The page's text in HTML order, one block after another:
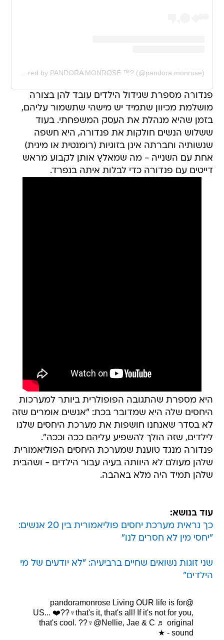
פנדורה מספרת שגידול הילדים עובד להן בצורה
מושלמת מכיוון שתמיד יש מישהי שתשמור עליהם,
בזמן שהיא מנהלת את העסק המשפחתי. בעוד
ששלוש הנשים חולקות את פנדורה, היא חשפה
שנשותיה וחברתה אינן בזוגיות (רומנטית או מינית)
אחת עם השנייה - מה שמאלץ אותן לקבוע מראש
דייטים עם פנדורה כדי לבלות איתה בנפרד.
היא מספרת שהתגובה הפופולרית ביותר למערכות
היחסים שלה היא שמדובר בכת: "אנשים אומרים שזה
לא בסדר שאנחנו חושפות את מערכת היחסים שלנו
לילדים, שזה הולך להשפיע עליהם ככה וככה".
פנדורה מנגד טוענת שמערכת היחסים הפוליאמורית
שלהן מעולם לא היוותה בעיה עבור הילדים - ושהבית
שלהן תמיד היה מלא באהבה.
עוד בנושא:
כך נראית מערכת יחסים פוליאמורית בין 20 אנשים:
"יחסי מין לא חסרים לנו"
שני זוגות נשואים שחיים ברביעיה: "לא יודעים של מי
הילדים"
@pandoramonrose
Living OUR life is for
US... ❤️??‍♀️that's it, that's all! If it's not for you,
that's cool. ??‍♀️@Nellie, Jae & C ♬ original
sound - ★